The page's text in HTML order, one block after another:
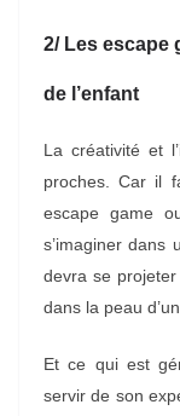
2/ Les escape
de l’enfant
La créativité et
proches. Car il
escape game
s’imaginer dans
devra se
dans la peau
Et ce qui est
servir de son